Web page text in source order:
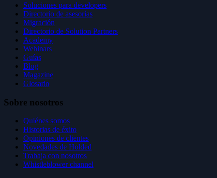
Soluciones para developers
Directorio de asesorías
Migración
Directorio de Solution Partners
Academy
Webinars
Guías
Blog
Magazine
Glosario
Sobre nosotros
Quiénes somos
Historias de éxito
Opiniones de clientes
Novedades de Holded
Trabaja con nosotros
Whistleblower channel